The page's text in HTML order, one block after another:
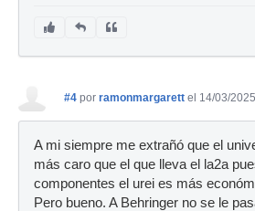
#4 por ramonmargarett el 14/03/2025
A mi siempre me extrañó que el
más caro que el que lleva el la2a
componentes el urei es más
Pero bueno. A Behringer no se le